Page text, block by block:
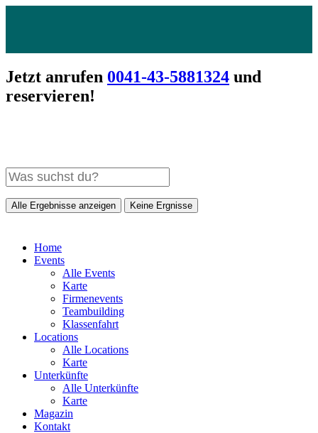
Jetzt anrufen 0041-43-5881324 und
reservieren!
Alle Ergebnisse anzeigen Keine Ergnisse
Home
Events
Alle Events
Karte
Firmenevents
Teambuilding
Klassenfahrt
Locations
Alle Locations
Karte
Unterkünfte
Alle Unterkünfte
Karte
Magazin
Kontakt